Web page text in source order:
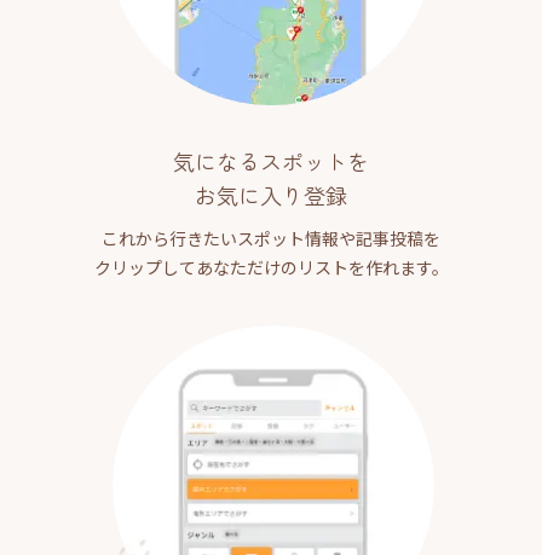
気になるスポットを
お気に入り登録
これから行きたいスポット情報や記事投稿を
クリップしてあなただけのリストを作れます。